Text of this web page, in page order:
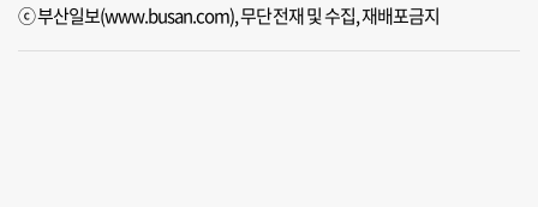
ⓒ 부산일보(www.busan.com), 무단전재 및 수집, 재배포금지